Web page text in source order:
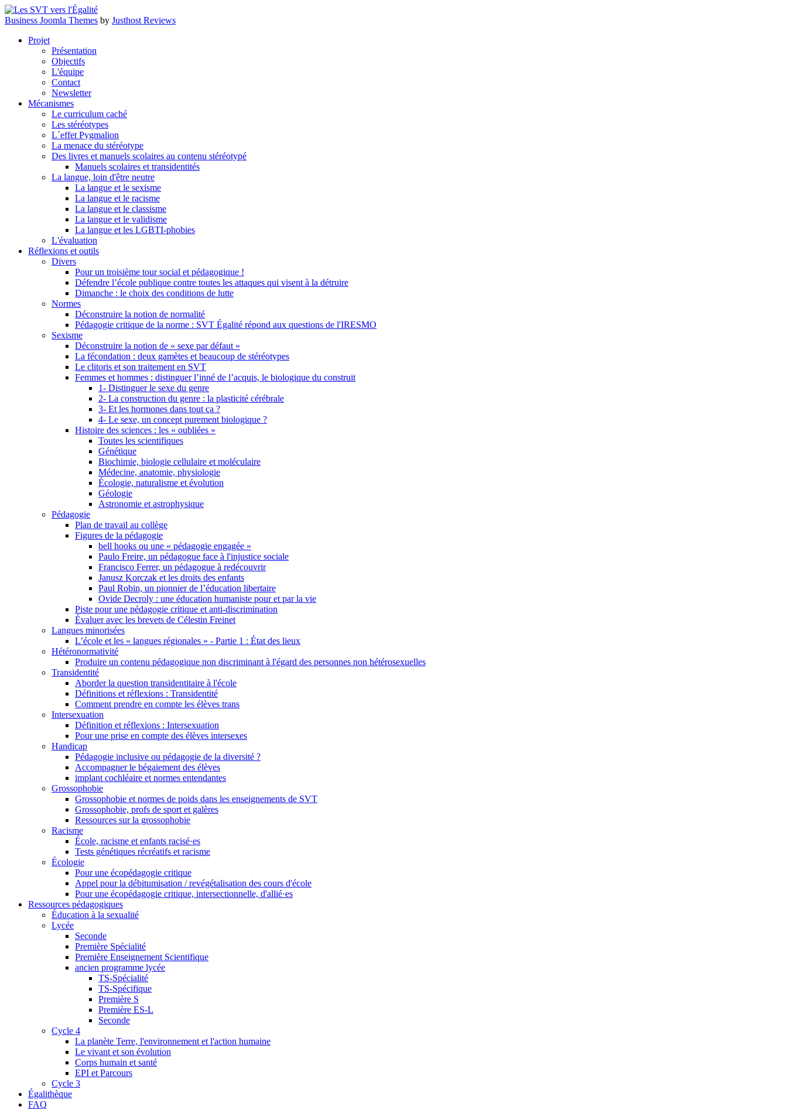
Business Joomla Themes by Justhost Reviews
Projet
Présentation
Objectifs
L'équipe
Contact
Newsletter
Mécanismes
Le curriculum caché
Les stéréotypes
L´effet Pygmalion
La menace du stéréotype
Des livres et manuels scolaires au contenu stéréotypé
Manuels scolaires et transidentités
La langue, loin d'être neutre
La langue et le sexisme
La langue et le racisme
La langue et le classisme
La langue et le validisme
La langue et les LGBTI-phobies
L'évaluation
Réflexions et outils
Divers
Pour un troisième tour social et pédagogique !
Défendre l’école publique contre toutes les attaques qui visent à la détruire
Dimanche : le choix des conditions de lutte
Normes
Déconstruire la notion de normalité
Pédagogie critique de la norme : SVT Égalité répond aux questions de l'IRESMO
Sexisme
Déconstruire la notion de « sexe par défaut »
La fécondation : deux gamètes et beaucoup de stéréotypes
Le clitoris et son traitement en SVT
Femmes et hommes : distinguer l’inné de l’acquis, le biologique du construit
1- Distinguer le sexe du genre
2- La construction du genre : la plasticité cérébrale
3- Et les hormones dans tout ça ?
4- Le sexe, un concept purement biologique ?
Histoire des sciences : les « oubliées »
Toutes les scientifiques
Génétique
Biochimie, biologie cellulaire et moléculaire
Médecine, anatomie, physiologie
Écologie, naturalisme et évolution
Géologie
Astronomie et astrophysique
Pédagogie
Plan de travail au collège
Figures de la pédagogie
bell hooks ou une « pédagogie engagée »
Paulo Freire, un pédagogue face à l'injustice sociale
Francisco Ferrer, un pédagogue à redécouvrir
Janusz Korczak et les droits des enfants
Paul Robin, un pionnier de l’éducation libertaire
Ovide Decroly : une éducation humaniste pour et par la vie
Piste pour une pédagogie critique et anti-discrimination
Évaluer avec les brevets de Célestin Freinet
Langues minorisées
L’école et les « langues régionales » - Partie 1 : État des lieux
Hétéronormativité
Produire un contenu pédagogique non discriminant à l'égard des personnes non hétérosexuelles
Transidentité
Aborder la question transidentitaire à l'école
Définitions et réflexions : Transidentité
Comment prendre en compte les élèves trans
Intersexuation
Définition et réflexions : Intersexuation
Pour une prise en compte des élèves intersexes
Handicap
Pédagogie inclusive ou pédagogie de la diversité ?
Accompagner le bégaiement des élèves
implant cochléaire et normes entendantes
Grossophobie
Grossophobie et normes de poids dans les enseignements de SVT
Grossophobie, profs de sport et galères
Ressources sur la grossophobie
Racisme
École, racisme et enfants racisé·es
Tests génétiques récréatifs et racisme
Écologie
Pour une écopédagogie critique
Appel pour la débitumisation / revégétalisation des cours d'école
Pour une écopédagogie critique, intersectionnelle, d'allié·es
Ressources pédagogiques
Éducation à la sexualité
Lycée
Seconde
Première Spécialité
Première Enseignement Scientifique
ancien programme lycée
TS-Spécialité
TS-Spécifique
Première S
Première ES-L
Seconde
Cycle 4
La planète Terre, l'environnement et l'action humaine
Le vivant et son évolution
Corps humain et santé
EPI et Parcours
Cycle 3
Égalithèque
FAQ